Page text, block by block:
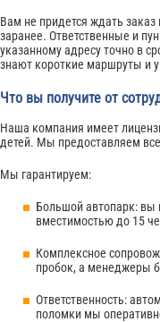
Вам не придется ждать
заранее. Ответственные и
указанному адресу точно в
знают короткие маршруты и
Что вы получите от
Наша компания имеет
детей. Мы предоставляем
Мы гарантируем:
Большой автопарк: вы
вместимостью до 15
Комплексное
пробок, а менеджеры
Ответственность:
поломки мы